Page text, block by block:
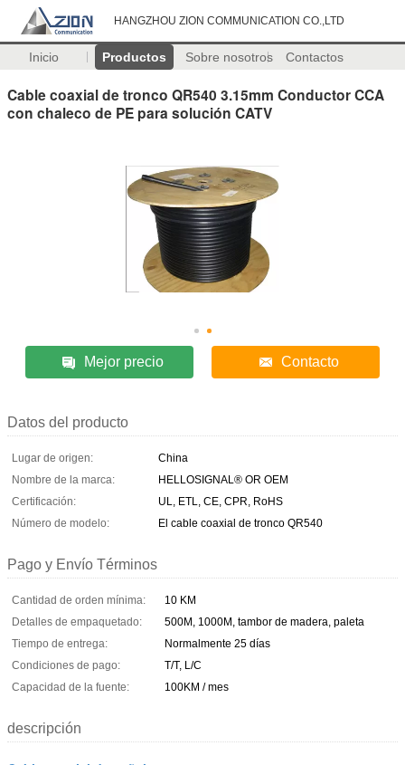
HANGZHOU ZION COMMUNICATION CO.,LTD
Inicio Productos Sobre nosotros Contactos
Cable coaxial de tronco QR540 3.15mm Conductor CCA
con chaleco de PE para solución CATV
Mejor precio Contacto
Datos del producto
Lugar de origen:
China
Nombre de la marca:
HELLOSIGNAL® OR OEM
Certificación:
UL, ETL, CE, CPR, RoHS
Número de modelo:
El cable coaxial de tronco QR540
Pago y Envío Términos
Cantidad de orden mínima:
10 KM
Detalles de empaquetado:
500M, 1000M, tambor de madera, paleta
Tiempo de entrega:
Normalmente 25 días
Condiciones de pago:
T/T, L/C
Capacidad de la fuente:
100KM / mes
descripción